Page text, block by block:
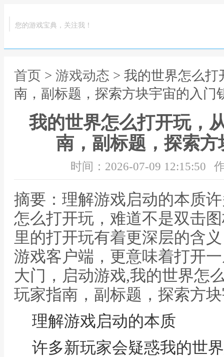
您的游戏宝典，关注我！
首页 > 游戏动态 > 我的世界怎么
南，副标题，探索方块宇宙的入门
我的世界怎么打开玩，
南，副标题，探索
时间：2026-07-09 12:15:50
摘要：理解游戏启动的本质
怎么打开玩，难道不是双击
里的打开玩有着更深层的含
游戏客户端，更意味着打开
大门，启动游戏,我的世界怎
玩家指南，副标题，探索方
理解游戏启动的本质
许多新玩家会疑惑我的世